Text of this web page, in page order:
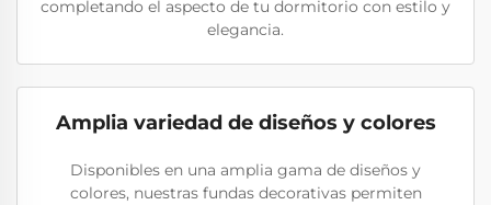
completando el aspecto de tu dormitorio con estilo y
elegancia.
Amplia variedad de diseños y colores
Disponibles en una amplia gama de diseños y
colores, nuestras fundas decorativas permiten